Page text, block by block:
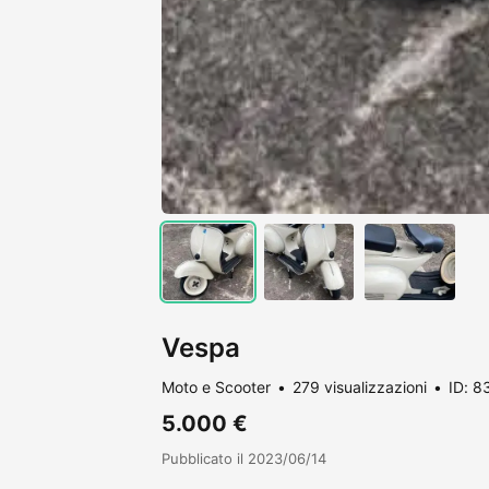
Vespa
Moto e Scooter 279 visualizzazioni ID:
5.000 €
Pubblicato il 2023/06/14